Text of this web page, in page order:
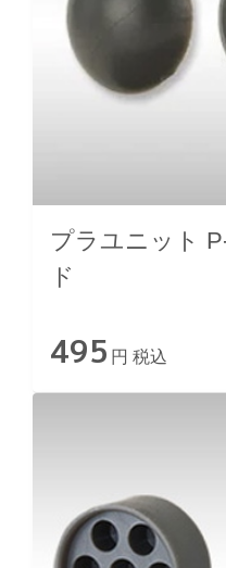
プラユニット
ド
495 円 税込